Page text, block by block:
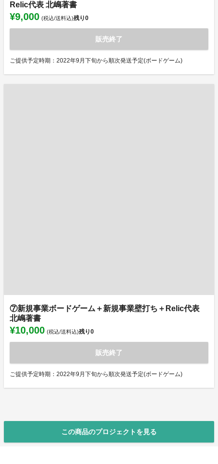
Relic代表 北嶋著書
¥9,000 (税込/送料込)残り0
販売終了
ご提供予定時期：2022年9月下旬から順次発送予定(ボードゲーム)
⑦新規事業ボードゲーム＋新規事業壁打ち＋Relic代表
北嶋著書
¥10,000 (税込/送料込)残り0
販売終了
ご提供予定時期：2022年9月下旬から順次発送予定(ボードゲーム)
この商品のプロジェクトを見る